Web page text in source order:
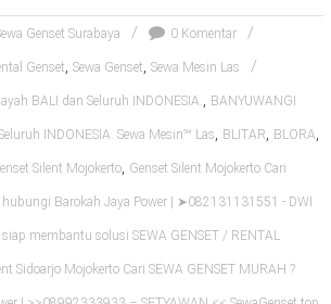
Genset Surabaya 0 Komentar
Genset, Sewa Genset, Sewa Mesin Las
BALI dan Seluruh INDONESIA., BANYUWANGI
INDONESIA. Sewa Mesin℠ Las, BLITAR, BLORA,
Silent Mojokerto, Genset Silent Mojokerto Cari
hubungi Barokah Jaya Power | ➤082131131551 - DWI
membantu solusi SEWA GENSET / RENTAL
Sidoarjo Mojokerto Cari SEWA GENSET MURAH ?